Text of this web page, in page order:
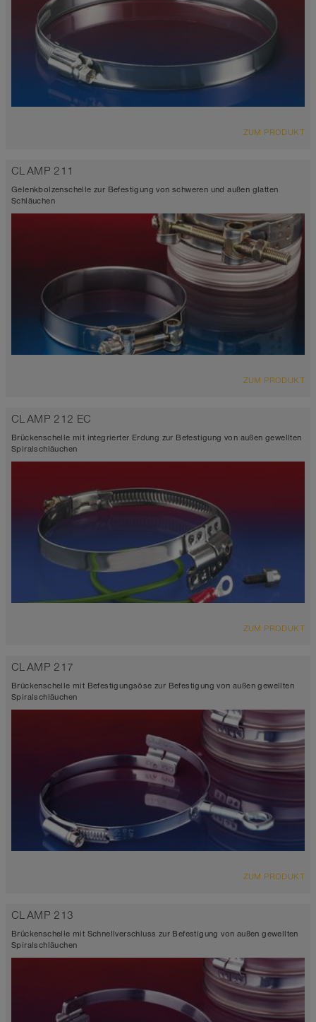
ZUM PRODUKT
CLAMP 211
Gelenkbolzenschelle zur Befestigung von schweren und außen glatten
Schläuchen
ZUM PRODUKT
CLAMP 212 EC
Brückenschelle mit integrierter Erdung zur Befestigung von außen gewellten
Spiralschläuchen
ZUM PRODUKT
CLAMP 217
Brückenschelle mit Befestigungsöse zur Befestigung von außen gewellten
Spiralschläuchen
ZUM PRODUKT
CLAMP 213
Brückenschelle mit Schnellverschluss zur Befestigung von außen gewellten
Spiralschläuchen